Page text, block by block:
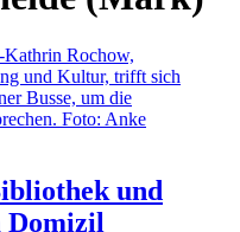
und
Domizil